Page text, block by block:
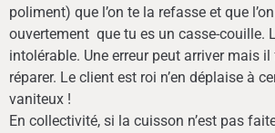
poliment) que l’on te la refasse et que
ouvertement que tu es un casse-couille.
intolérable. Une erreur peut arriver mais
réparer. Le client est roi n’en déplaise à
vaniteux !
En collectivité, si la cuisson n’est pas